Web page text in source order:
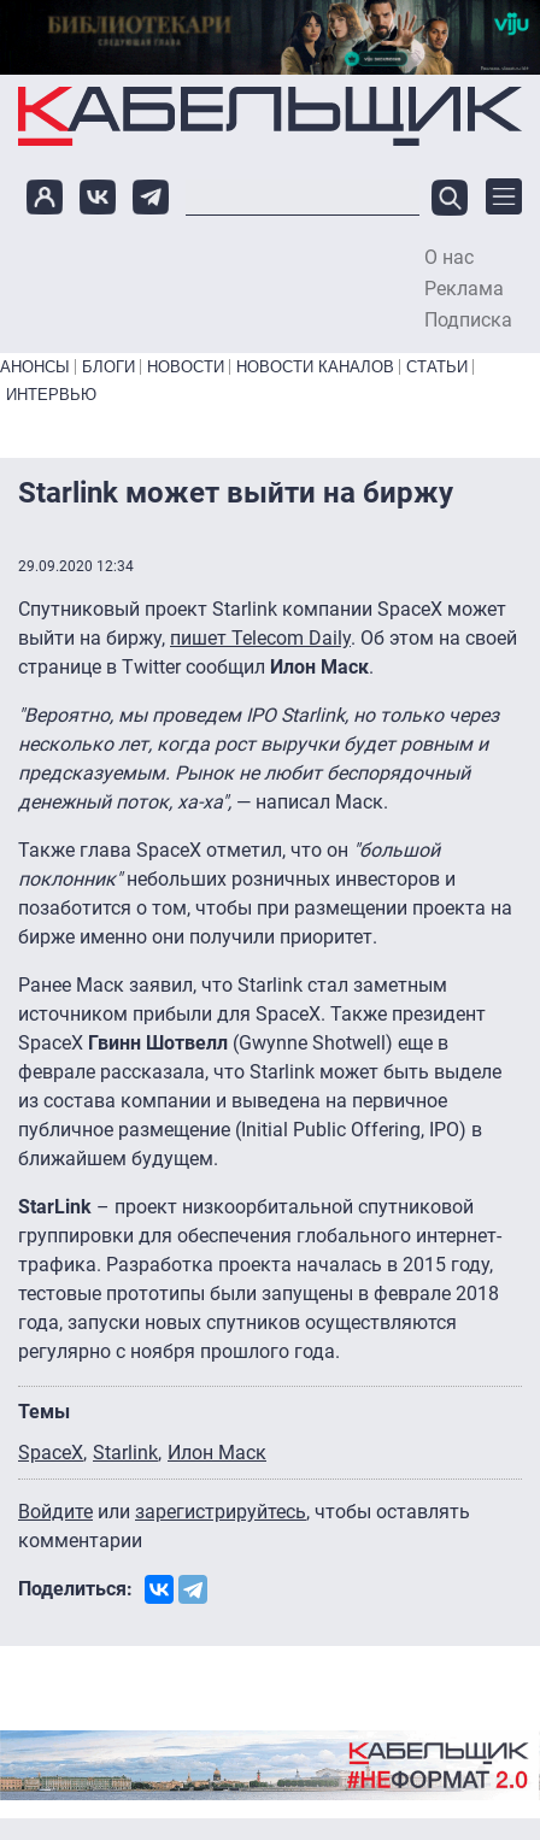
Перейти к основному содержанию
О нас
Реклама
Подписка
Primary links bottom
АНОНСЫ БЛОГИ НОВОСТИ НОВОСТИ КАНАЛОВ
СТАТЬИ
ИНТЕРВЬЮ
Starlink может выйти на биржу
29.09.2020 12:34
Спутниковый проект Starlink компании SpaceX может
выйти на биржу, пишет Telecom Daily. Об этом на своей
странице в Twitter сообщил Илон Маск.
"Вероятно, мы проведем IPO Starlink, но только через
несколько лет, когда рост выручки будет ровным и
предсказуемым. Рынок не любит беспорядочный
денежный поток, ха-ха", — написал Маск.
Также глава SpaceX отметил, что он "большой
поклонник"небольших розничных инвесторов и
позаботится о том, чтобы при размещении проекта на
бирже именно они получили приоритет.
Ранее Маск заявил, что Starlink стал заметным
источником прибыли для SpaceX. Также президент
SpaceX Гвинн Шотвелл (Gwynne Shotwell) еще в
феврале рассказала, что Starlink может быть выделе
из состава компании и выведена на первичное
публичное размещение (Initial Public Offering, IPO) в
ближайшем будущем.
StarLink – проект низкоорбитальной спутниковой
группировки для обеспечения глобального интернет-
трафика. Разработка проекта началась в 2015 году,
тестовые прототипы были запущены в феврале 2018
года, запуски новых спутников осуществляются
регулярно с ноября прошлого года.
Темы
SpaceX Starlink Илон Маск
Войдите или зарегистрируйтесь, чтобы оставлять
комментарии
Поделиться: